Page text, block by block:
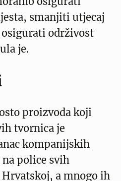
smanjiti utjecaj
osigurati održivost
je.
proizvoda koji
tvornica je
kompanijskih
police svih
a mnogo ih